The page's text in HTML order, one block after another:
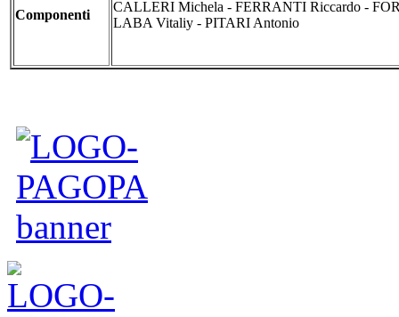
Componenti
CALLERI Michela - FERRANTI Riccardo -
LABA Vitaliy - PITARI